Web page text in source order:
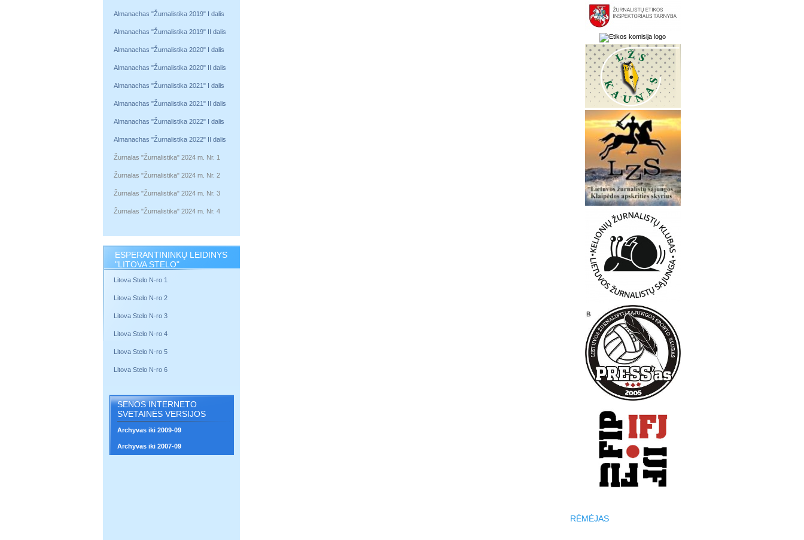
Almanachas "Žurnalistika 2019" I dalis
Almanachas "Žurnalistika 2019" II dalis
Almanachas "Žurnalistika 2020" I dalis
Almanachas "Žurnalistika 2020" II dalis
Almanachas "Žurnalistika 2021" I dalis
Almanachas "Žurnalistika 2021" II dalis
Almanachas "Žurnalistika 2022" I dalis
Almanachas "Žurnalistika 2022" II dalis
Žurnalas "Žurnalistika" 2024 m. Nr. 1
Žurnalas "Žurnalistika" 2024 m. Nr. 2
Žurnalas "Žurnalistika" 2024 m. Nr. 3
Žurnalas "Žurnalistika" 2024 m. Nr. 4
ESPERANTININKŲ LEIDINYS
"LITOVA STELO"
Litova Stelo N-ro 1
Litova Stelo N-ro 2
Litova Stelo N-ro 3
Litova Stelo N-ro 4
Litova Stelo N-ro 5
Litova Stelo N-ro 6
SENOS INTERNETO
SVETAINĖS VERSIJOS
Archyvas iki 2009-09
Archyvas iki 2007-09
RĖMĖJAS